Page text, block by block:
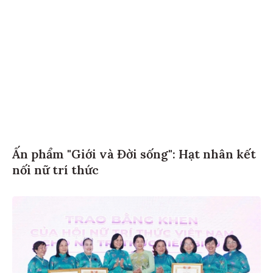
Ấn phẩm "Giới và Đời sống": Hạt nhân kết
nối nữ trí thức